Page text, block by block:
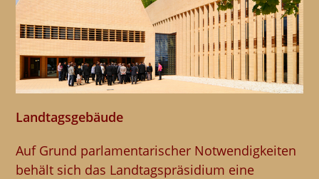
Landtagsgebäude
Auf Grund parlamentarischer Notwendigkeiten
behält sich das Landtagspräsidium eine